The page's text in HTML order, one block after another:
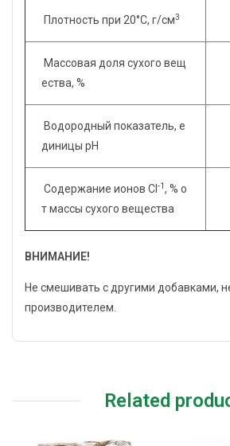
Плотность при 20°С, г/см3
Массовая доля сухого вещ
ества, %
Водородный показатель, е
диницы рН
Содержание ионов Cl -1, % о
т массы сухого вещества
ВНИМАНИЕ!
Не смешивать с другими добавками,
производителем.
Related